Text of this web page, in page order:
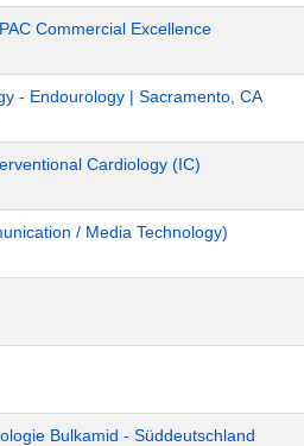
Commercial Excellence
- Endourology | Sacramento, CA
Cardiology (IC)
/ Media Technology)
Bulkamid - Süddeutschland